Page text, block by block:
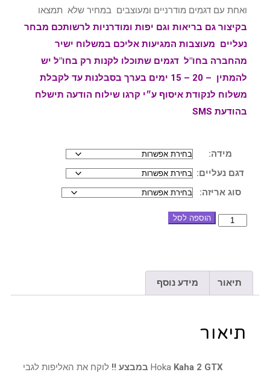
ואחת עם דגמים מודרניים ומעוצבים במחיר שלא תמצאו
בקיצור גם בריאות וגם יפות ומודרניות לרשותכם מבחר
נעליים מעוצבות המגיעות אליכם במשלוח ישיר
מהחברה בחו"ל דגמים שתוכלו לקנות רק בחו"ל יש
להמתין – 20 – 15 ימים בערך בסבלנות עד לקבלת
משלוח לנקודת איסוף ע״י קרגו שילוח הודעה תישלח
בהודעת SMS
מידה:
דגם נעליים:
סוג אריזה:
הוספה לסל
תיאור מידע נוסף
תיאור
Hoka Kaha 2 GTX במבצע !!
לוקח את האליפות לגבי